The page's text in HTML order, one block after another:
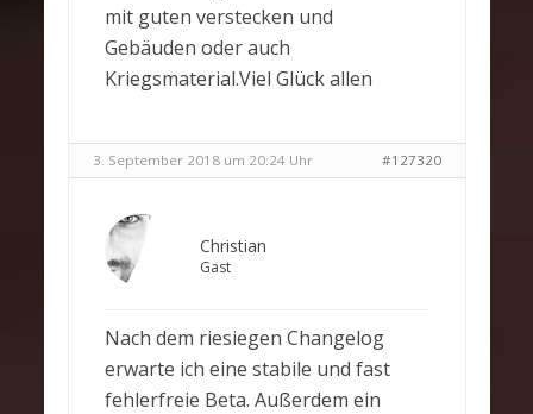
mit guten verstecken und
Gebäuden oder auch
Kriegsmaterial.Viel Glück allen
3. September 2018 um 20:24 Uhr #127320
Christian
Gast
Nach dem riesiegen Changelog
erwarte ich eine stabile und fast
fehlerfreie Beta. Außerdem ein